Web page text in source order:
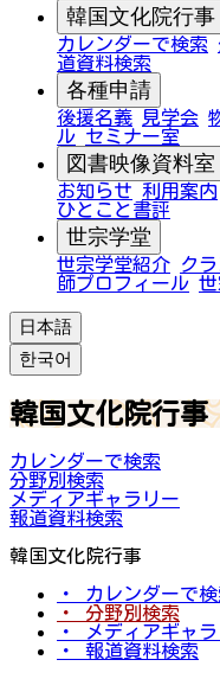
韓国文化院行事
カレンダーで検索
道資料検索
各種申請
後援名義 見学会
ル セミナー室
図書映像資料室
お知らせ 利用案内
ひとこと書評
世宗学堂
世宗学堂紹介 ク
師プロフィール
日本語
한국어
韓国文化院行事
カレンダーで検索
分野別検索
メディアギャラリー
報道資料検索
韓国文化院行事
・ カレンダーで検
・ 分野別検索
・ メディアギャ
・ 報道資料検索